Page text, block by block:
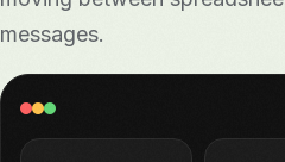
Sujunkite apskaitos, CRM
pristatymo platformų su
Visos integracijos Xero
„Deliveroo“
messages.